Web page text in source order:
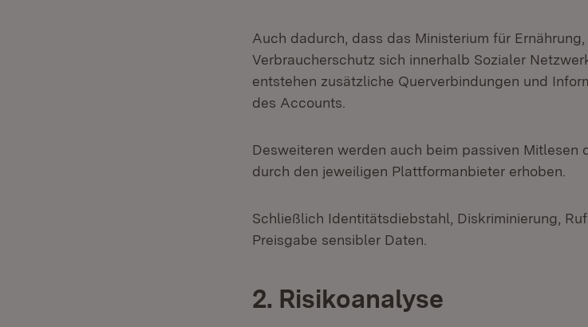
Auch dadurch, dass das Ministerium für
Verbraucherschutz sich innerhalb Sozialer
entstehen zusätzliche Querverbindungen und
des Accounts.
Desweiteren werden auch beim passiven Mitlesen
durch den jeweiligen Plattformanbieter erhoben.
Schließlich Identitätsdiebstahl, Diskriminierung,
Preisgabe sensibler Daten.
2. Risikoanalyse